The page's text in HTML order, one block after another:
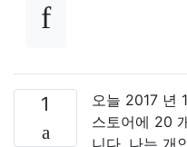
1
오늘 2017 년
스토어에 20
니다. 나는 개